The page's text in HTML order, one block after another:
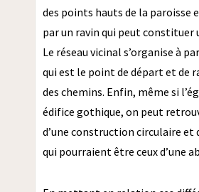
des points hauts de la paroisse
par un ravin qui peut constituer
Le réseau vicinal s’organise à
qui est le point de départ et de
des chemins. Enfin, même si
édifice gothique, on peut
d’une construction circulaire
qui pourraient être ceux d’une